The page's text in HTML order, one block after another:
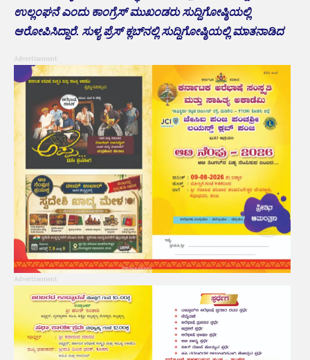
ಉಲ್ಲಂಘನೆ ಎಂದು ಕಾಂಗ್ರೆಸ್ ಮುಖಂಡರು ಸುದ್ದಿಗೋಷ್ಠಿಯಲ್ಲಿ
ಆರೋಪಿಸಿದ್ದಾರೆ. ಸುಳ್ಯ ಪ್ರೆಸ್ ಕ್ಲಬ್‌ನಲ್ಲಿ ಸುದ್ದಿಗೋಷ್ಠಿಯಲ್ಲಿ ಮಾತನಾಡಿದ
Advertisement
Advertisement